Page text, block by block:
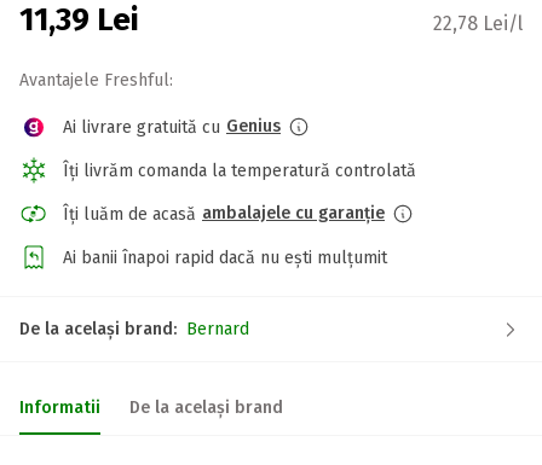
11,39 Lei 22,78 Lei/l
Avantajele Freshful:
Ai livrare gratuită cu Genius
Îți livrăm comanda la temperatură controlată
Îți luăm de acasă ambalajele cu garanție
Ai banii înapoi rapid dacă nu ești mulțumit
De la același brand: Bernard
Informatii De la același brand